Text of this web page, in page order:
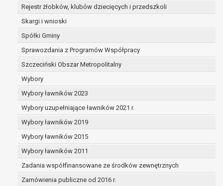
Rejestr żłobków, klubów dziecięcych i przedszkoli
Skargi i wnioski
Spółki Gminy
Sprawozdania z Programów Współpracy
Szczeciński Obszar Metropolitalny
Wybory
Wybory ławników 2023
Wybory uzupełniające ławników 2021 r.
Wybory ławników 2019
Wybory ławników 2015
Wybory ławników 2011
Zadania współfinansowane ze środków zewnętrznych
Zamówienia publiczne od 2016 r.
osoba, której dane dotyczą, wniosła
sprzeciw wobec przetwarzania
danych osobowych,
zgodę na przetwarzanie danych
osobowych, która jest podstawą
przetwarzania danych i nie ma innej
danych,
dane osobowe przetwarzane są
niezgodnie z prawem,
dane osobowe muszą być usunięte w
celu wywiązania się z obowiązku
prawo do żądania ograniczenia
przetwarzania danych osobowych na
podstawie art. 18 RODO, w przypadku gdy: